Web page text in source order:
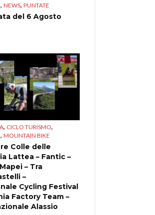
, NEWS, PUNTATE
del 6 Agosto
, CICLO TURISMO,
, MOUNTAIN BIKE
Colle delle
Lattea – Fantic –
– Tra
–
Cycling Festival
Factory Team –
Alassio